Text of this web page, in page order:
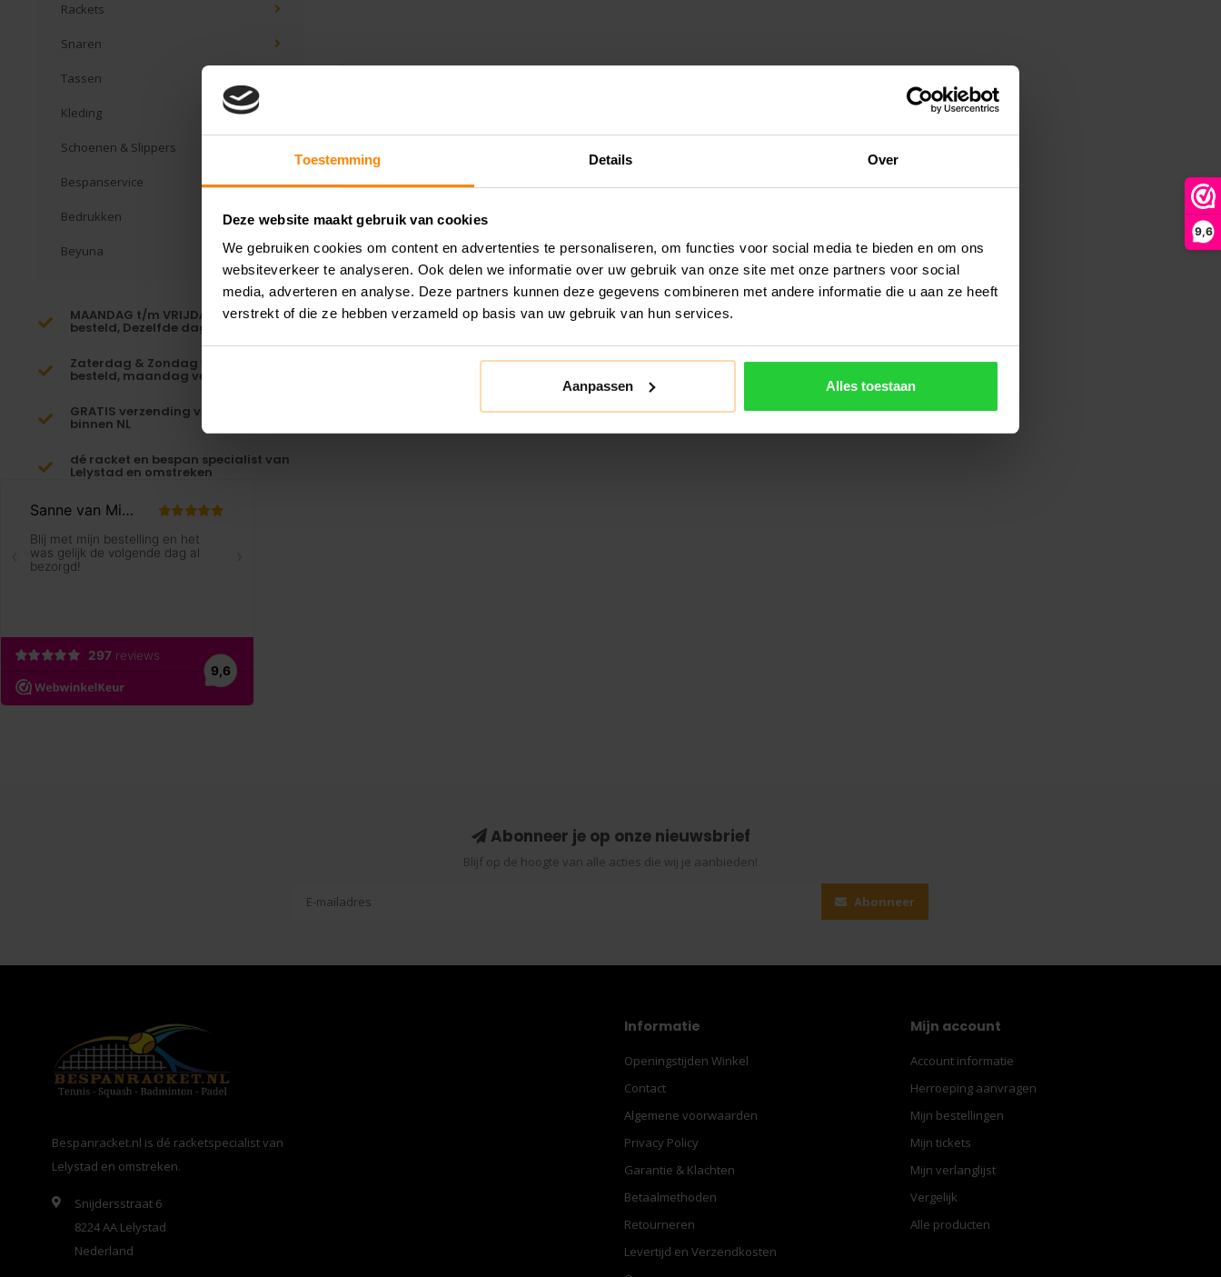
Toestemming Details Over
Deze website maakt gebruik van cookies
We gebruiken cookies om content en advertenties te personaliseren, om functies voor social media te bieden en om ons
websiteverkeer te analyseren. Ook delen we informatie over uw gebruik van onze site met onze partners voor social
media, adverteren en analyse. Deze partners kunnen deze gegevens combineren met andere informatie die u aan ze heeft
verstrekt of die ze hebben verzameld op basis van uw gebruik van hun services.
Aanpassen Alles toestaan
9,6
Rackets
Snaren
Tassen
Kleding
Schoenen & Slippers
Bespanservice
Bedrukken
Beyuna
MAANDAG t/m VRIJDAG voor 16:00
besteld, Dezelfde dag verzonden!*
Zaterdag & Zondag voor 23:59
besteld, maandag verzonden!
GRATIS verzending vanaf €65,-
binnen NL
dé racket en bespan specialist van
Lelystad en omstreken
Abonneer je op onze nieuwsbrief
Blijf op de hoogte van alle acties die wij je aanbieden!
Abonneer
Bespanracket.nl is dé racketspecialist van
Lelystad en omstreken.
Snijdersstraat 6
8224 AA Lelystad
Nederland
Informatie
Openingstijden Winkel
Contact
Algemene voorwaarden
Privacy Policy
Garantie & Klachten
Betaalmethoden
Retourneren
Levertijd en Verzendkosten
Mijn account
Account informatie
Herroeping aanvragen
Mijn bestellingen
Mijn tickets
Mijn verlanglijst
Vergelijk
Alle producten